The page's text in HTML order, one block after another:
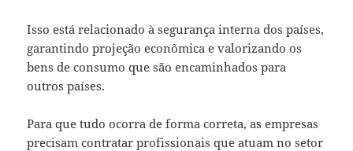
Isso está relacionado à segurança interna dos países,
garantindo projeção econômica e valorizando os
bens de consumo que são encaminhados para
outros países.
Para que tudo ocorra de forma correta, as empresas
precisam contratar profissionais que atuam no setor